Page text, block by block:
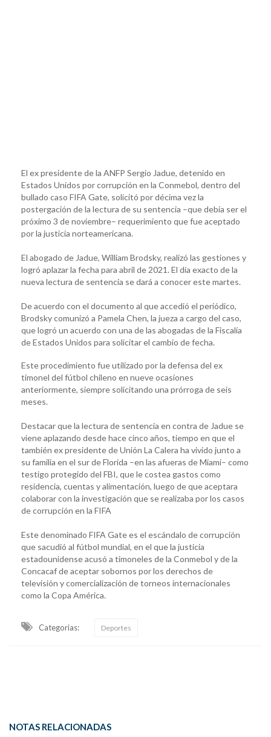
El ex presidente de la ANFP Sergio Jadue, detenido en
Estados Unidos por corrupción en la Conmebol, dentro del
bullado caso FIFA Gate, solicitó por décima vez la
postergación de la lectura de su sentencia –que debía ser el
próximo 3 de noviembre– requerimiento que fue aceptado
por la justicia norteamericana.
El abogado de Jadue, William Brodsky, realizó las gestiones y
logró aplazar la fecha para abril de 2021. El día exacto de la
nueva lectura de sentencia se dará a conocer este martes.
De acuerdo con el documento al que accedió el periódico,
Brodsky comunizó a Pamela Chen, la jueza a cargo del caso,
que logró un acuerdo con una de las abogadas de la Fiscalía
de Estados Unidos para solicitar el cambio de fecha.
Este procedimiento fue utilizado por la defensa del ex
timonel del fútbol chileno en nueve ocasiones
anteriormente, siempre solicitando una prórroga de seis
meses.
Destacar que la lectura de sentencia en contra de Jadue se
viene aplazando desde hace cinco años, tiempo en que el
también ex presidente de Unión La Calera ha vivido junto a
su familia en el sur de Florida –en las afueras de Miami– como
testigo protegido del FBI, que le costea gastos como
residencia, cuentas y alimentación, luego de que aceptara
colaborar con la investigación que se realizaba por los casos
de corrupción en la FIFA
Este denominado FIFA Gate es el escándalo de corrupción
que sacudió al fútbol mundial, en el que la justicia
estadounidense acusó a timoneles de la Conmebol y de la
Concacaf de aceptar sobornos por los derechos de
televisión y comercialización de torneos internacionales
como la Copa América.
Categorias: Deportes
NOTAS RELACIONADAS